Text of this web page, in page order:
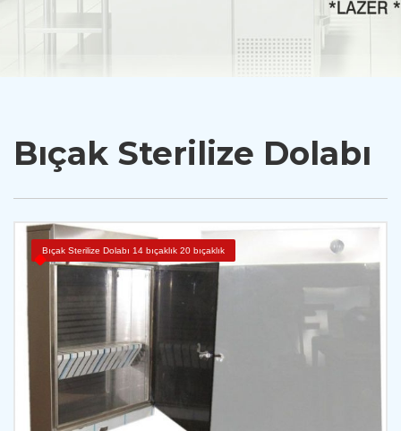
Bıçak Sterilize Dolabı
Bıçak Sterilize Dolabı 14 bıçaklık 20 bıçaklık